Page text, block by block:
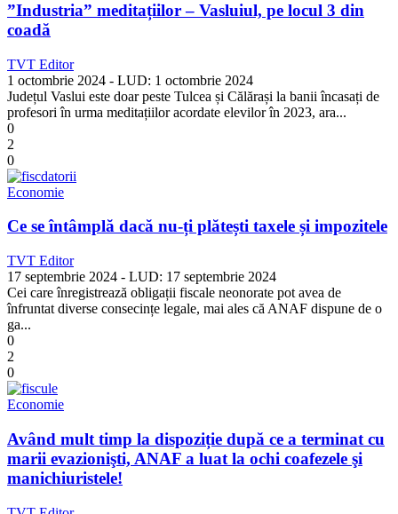
”Industria” meditațiilor – Vasluiul, pe locul 3 din
coadă
TVT Editor
1 octombrie 2024 - LUD: 1 octombrie 2024
Județul Vaslui este doar peste Tulcea și Călărași la banii încasați de
profesori în urma meditațiilor acordate elevilor în 2023, ara...
0
2
0
Economie
Ce se întâmplă dacă nu-ți plătești taxele și impozitele
TVT Editor
17 septembrie 2024 - LUD: 17 septembrie 2024
Cei care înregistrează obligații fiscale neonorate pot avea de
înfruntat diverse consecințe legale, mai ales că ANAF dispune de o
ga...
0
2
0
Economie
Având mult timp la dispoziție după ce a terminat cu
marii evazionişti, ANAF a luat la ochi coafezele şi
manichiuristele!